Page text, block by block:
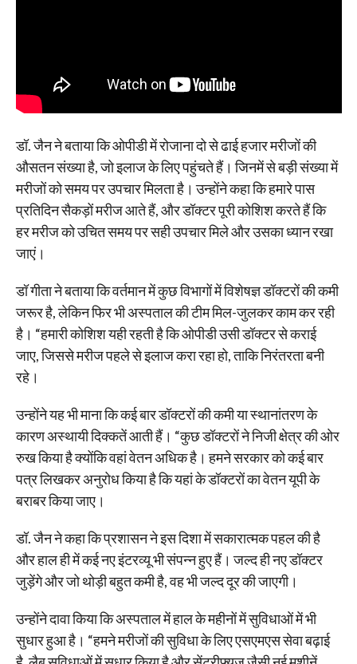
डॉ. जैन ने बताया कि ओपीडी में रोजाना दो से ढाई हजार मरीजों की
औसतन संख्या है, जो इलाज के लिए पहुंचते हैं। जिनमें से बड़ी संख्या में
मरीजों को समय पर उपचार मिलता है। उन्होंने कहा कि हमारे पास
प्रतिदिन सैकड़ों मरीज आते हैं, और डॉक्टर पूरी कोशिश करते हैं कि
हर मरीज को उचित समय पर सही उपचार मिले और उसका ध्यान रखा
जाएं।
डॉ गीता ने बताया कि वर्तमान में कुछ विभागों में विशेषज्ञ डॉक्टरों की कमी
जरूर है, लेकिन फिर भी अस्पताल की टीम मिल-जुलकर काम कर रही
है। “हमारी कोशिश यही रहती है कि ओपीडी उसी डॉक्टर से कराई
जाए, जिससे मरीज पहले से इलाज करा रहा हो, ताकि निरंतरता बनी
रहे।
उन्होंने यह भी माना कि कई बार डॉक्टरों की कमी या स्थानांतरण के
कारण अस्थायी दिक्कतें आती हैं। “कुछ डॉक्टरों ने निजी क्षेत्र की ओर
रुख किया है क्योंकि वहां वेतन अधिक है। हमने सरकार को कई बार
पत्र लिखकर अनुरोध किया है कि यहां के डॉक्टरों का वेतन यूपी के
बराबर किया जाए।
डॉ. जैन ने कहा कि प्रशासन ने इस दिशा में सकारात्मक पहल की है
और हाल ही में कई नए इंटरव्यू भी संपन्न हुए हैं। जल्द ही नए डॉक्टर
जुड़ेंगे और जो थोड़ी बहुत कमी है, वह भी जल्द दूर की जाएगी।
उन्होंने दावा किया कि अस्पताल में हाल के महीनों में सुविधाओं में भी
सुधार हुआ है। “हमने मरीजों की सुविधा के लिए एसएमएस सेवा बढ़ाई